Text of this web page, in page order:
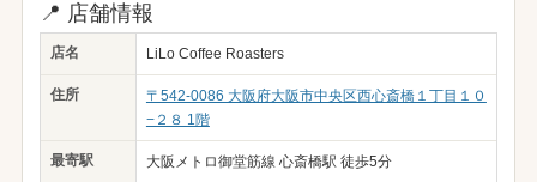
📍 店舗情報
店名 LiLo Coffee Roasters
住所
〒542-0086 大阪府大阪市中央区西心斎橋１丁目１０
−２８ 1階
最寄駅 大阪メトロ御堂筋線 心斎橋駅 徒歩5分